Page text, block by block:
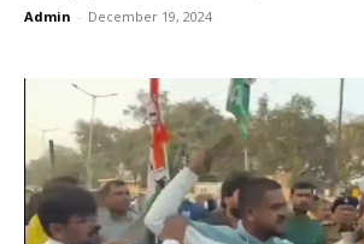
Admin - December 19, 2024